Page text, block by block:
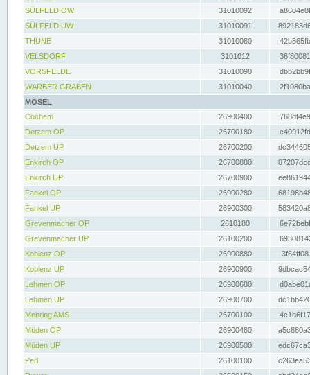
SÜLFELD OW
31010092
SÜLFELD UW
31010091
THUNE
31010080
VELSDORF
3101012
VORSFELDE
31010090
WARBER GRABEN
31010040
MOSEL
Cochem
26900400
Detzem OP
26700180
Detzem UP
26700200
Enkirch OP
26700880
Enkirch UP
26700900
Fankel OP
26900280
Fankel UP
26900300
Grevenmacher OP
2610180
Grevenmacher UP
26100200
Koblenz OP
26900880
Koblenz UP
26900900
Lehmen OP
26900680
Lehmen UP
26900700
Mehring AMS
26700100
Müden OP
26900480
Müden UP
26900500
Perl
26100100